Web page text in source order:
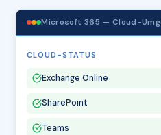
Microsoft 365 — Cloud-
CLOUD-STATUS
Exchange Online
SharePoint
Teams